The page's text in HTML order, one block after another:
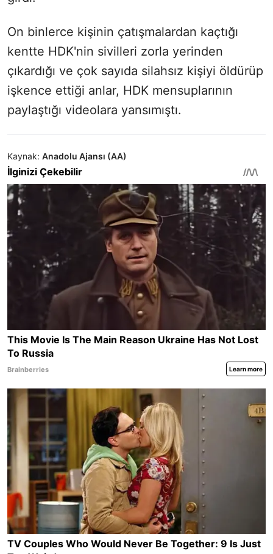
On binlerce kişinin çatışmalardan kaçtığı
kentte HDK'nin sivilleri zorla yerinden
çıkardığı ve çok sayıda silahsız kişiyi öldürüp
işkence ettiği anlar, HDK mensuplarının
paylaştığı videolara yansımıştı.
Kaynak: Anadolu Ajansı (AA)